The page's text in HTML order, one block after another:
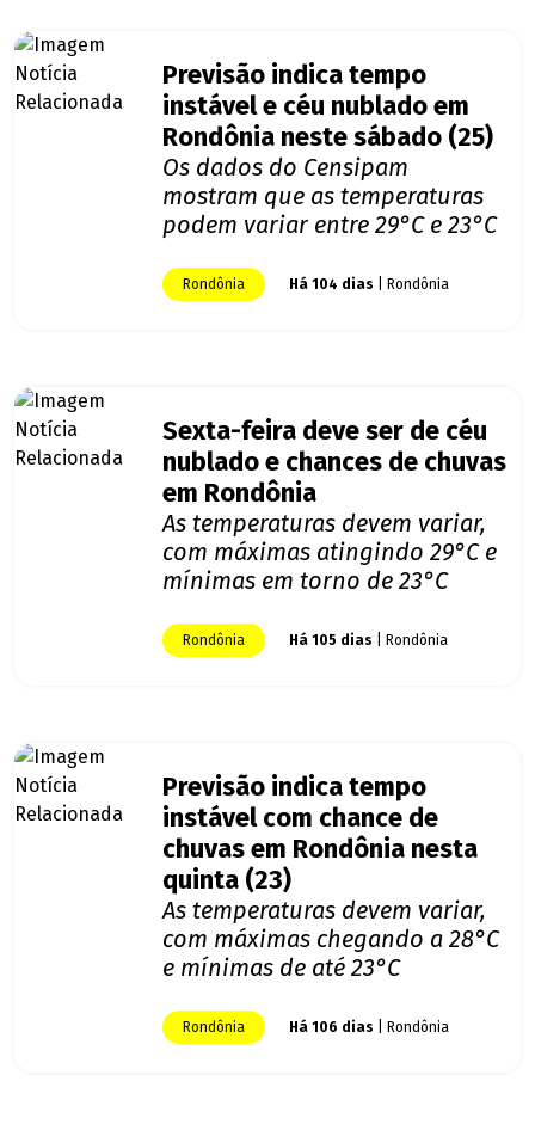
Previsão indica tempo
instável e céu nublado em
Rondônia neste sábado (25)
Os dados do Censipam
mostram que as temperaturas
podem variar entre 29°C e 23°C
Rondônia Há 104 dias | Rondônia
Sexta-feira deve ser de céu
nublado e chances de chuvas
em Rondônia
As temperaturas devem variar,
com máximas atingindo 29°C e
mínimas em torno de 23°C
Rondônia Há 105 dias | Rondônia
Previsão indica tempo
instável com chance de
chuvas em Rondônia nesta
quinta (23)
As temperaturas devem variar,
com máximas chegando a 28°C
e mínimas de até 23°C
Rondônia Há 106 dias | Rondônia